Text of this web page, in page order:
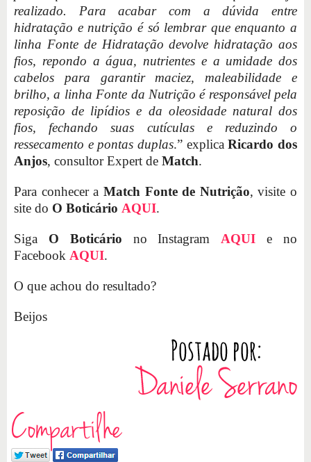
realizado. Para acabar com a dúvida entre
hidratação e nutrição é só lembrar que enquanto a
linha Fonte de Hidratação devolve hidratação aos
fios, repondo a água, nutrientes e a umidade dos
cabelos para garantir maciez, maleabilidade e
brilho, a linha Fonte da Nutrição é responsável pela
reposição de lipídios e da oleosidade natural dos
fios, fechando suas cutículas e reduzindo o
ressecamento e pontas duplas.” explicaRicardo dos
Anjos, consultor Expert de Match.
Para conhecer a Match Fonte de Nutrição, visite o
site do O Boticário AQUI.
Siga O Boticário no InstagramAQUI e no
Facebook AQUI.
O que achou do resultado?
Beijos
Compartilhe